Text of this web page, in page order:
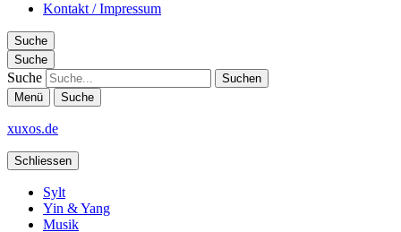
Kontakt / Impressum
Suche
Suche
Suche
Menü Suche
xuxos.de
Schliessen
Sylt
Yin & Yang
Musik